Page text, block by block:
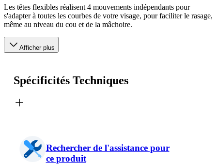
Les têtes flexibles réalisent 4 mouvements indépendants pour
s'adapter à toutes les courbes de votre visage, pour faciliter le rasage,
même au niveau du cou et de la mâchoire.
Afficher plus
Spécificités Techniques
Rechercher de l'assistance pour
ce produit